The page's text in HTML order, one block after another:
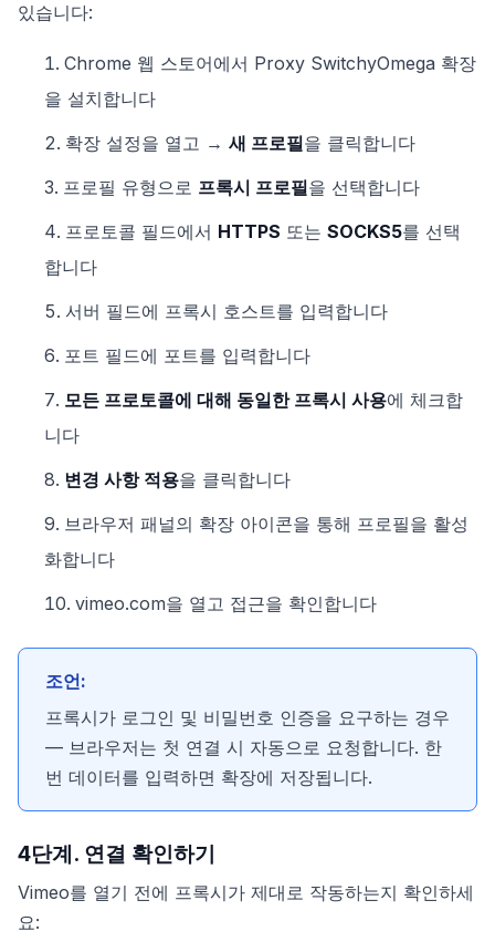
있습니다:
Chrome 웹 스토어에서 Proxy SwitchyOmega 확장
을 설치합니다
확장 설정을 열고 → 새 프로필을 클릭합니다
프로필 유형으로 프록시 프로필을 선택합니다
프로토콜 필드에서 HTTPS 또는 SOCKS5를 선택
합니다
서버 필드에 프록시 호스트를 입력합니다
포트 필드에 포트를 입력합니다
모든 프로토콜에 대해 동일한 프록시 사용에 체크합
니다
변경 사항 적용을 클릭합니다
브라우저 패널의 확장 아이콘을 통해 프로필을 활성
화합니다
vimeo.com을 열고 접근을 확인합니다
조언:
프록시가 로그인 및 비밀번호 인증을 요구하는 경우
— 브라우저는 첫 연결 시 자동으로 요청합니다. 한
번 데이터를 입력하면 확장에 저장됩니다.
4단계. 연결 확인하기
Vimeo를 열기 전에 프록시가 제대로 작동하는지 확인하세
요: